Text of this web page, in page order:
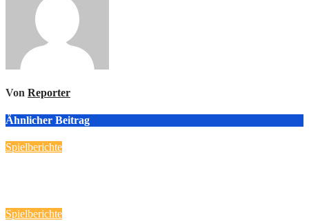
Von Reporter
Ähnlicher Beitrag
Spielberichte
Spielberichte